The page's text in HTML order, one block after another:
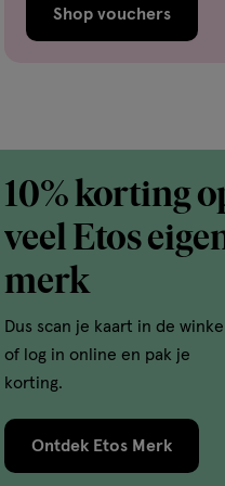
Shop vouchers
10% korting
veel Etos
merk
Dus scan je kaart in de
of log in online en pak je
korting.
Ontdek Etos Merk